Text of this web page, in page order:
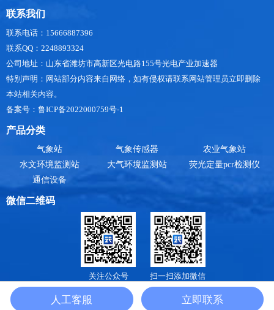
联系我们
联系电话：15666887396
联系QQ：2248893324
公司地址：山东省潍坊市高新区光电路155号光电产业加速器
特别声明：网站部分内容来自网络，如有侵权请联系网站管理员立即删除
本站相关内容。
备案号：鲁ICP备2022000759号-1
产品分类
气象站 气象传感器
农业气象站
水文环境监测站
大气环境监测站
荧光定量pcr检测仪
通信设备
微信二维码
关注公众号 扫一扫添加微信
山东天合环境科技有限公司是 小型气象站 防爆气象站 ，手持气象站厂家
气象
人工客服 立即联系